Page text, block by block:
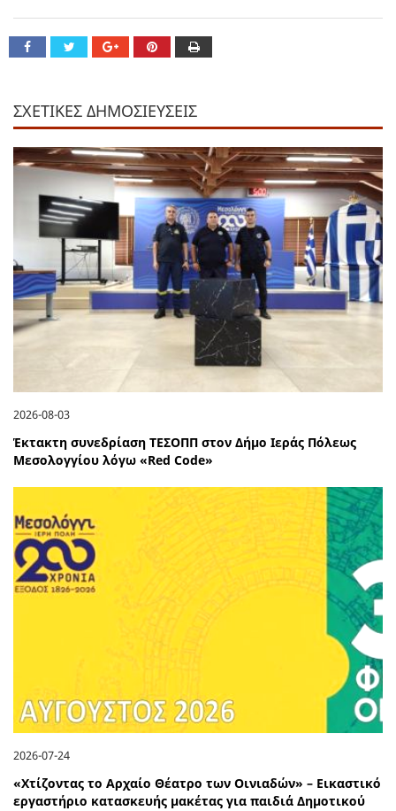
ΣΧΕΤΙΚΕΣ ΔΗΜΟΣΙΕΥΣΕΙΣ
2026-08-03
Έκτακτη συνεδρίαση ΤΕΣΟΠΠ στον Δήμο Ιεράς Πόλεως
Μεσολογγίου λόγω «Red Code»
2026-07-24
«Χτίζοντας το Αρχαίο Θέατρο των Οινιαδών» – Εικαστικό
εργαστήριο κατασκευής μακέτας για παιδιά Δημοτικού